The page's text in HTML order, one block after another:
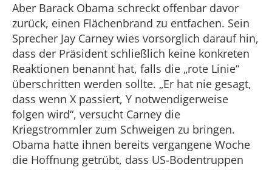
Aber Barack Obama schreckt offenbar davor
zurück, einen Flächenbrand zu entfachen. Sein
Sprecher Jay Carney wies vorsorglich darauf hin,
dass der Präsident schließlich keine konkreten
Reaktionen benannt hat, falls die „rote Linie“
überschritten werden sollte. „Er hat nie gesagt,
dass wenn X passiert, Y notwendigerweise
folgen wird“, versucht Carney die
Kriegstrommler zum Schweigen zu bringen.
Obama hatte ihnen bereits vergangene Woche
die Hoffnung getrübt, dass US-Bodentruppen